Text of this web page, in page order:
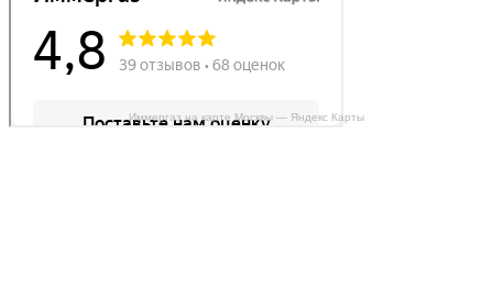
Иммергаз на карте Москвы — Яндекс Карты